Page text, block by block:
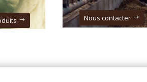
Nous contacter